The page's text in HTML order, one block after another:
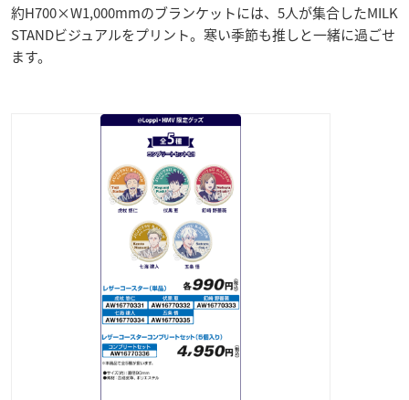
約H700×W1,000mmのブランケットには、5人が集合したMILK
STANDビジュアルをプリント。寒い季節も推しと一緒に過ごせ
ます。